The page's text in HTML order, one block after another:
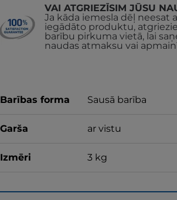
VAI ATGRIEZĪSIM JŪSU
Ja kāda iemesla dēļ neesat
iegādāto produktu,
barību pirkuma vietā, lai
naudas atmaksu vai
Barības forma Sausā barība
Garša ar vistu
Izmēri 3 kg